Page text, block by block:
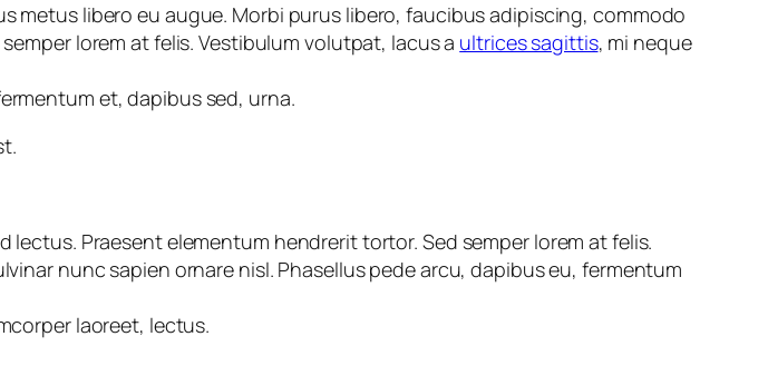
libero eu augue. Morbi purus libero, faucibus adipiscing, commodo
lorem at felis. Vestibulum volutpat, lacus a ultrices sagittis, mi neque
et, dapibus sed, urna.
Praesent elementum hendrerit tortor. Sed semper lorem at felis.
nunc sapien ornare nisl. Phasellus pede arcu, dapibus eu, fermentum
laoreet, lectus.